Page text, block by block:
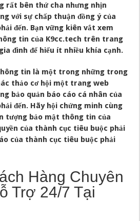
rất bên thứ cha nhưng nhịn
với sự chấp thuận đồng ý của
đến. Bạn vững kiên vắt xem
tin của K9cc.tech trên trang
đình để hiểu ít nhiều khía cạnh.
tin là một trong những trong
thảo cơ hội một trang web
bảo quản báo cáo cá nhân của
đến. Hãy hội chứng minh cùng
tượng bảo mật thông tin của
của thành cục tiêu buộc phải
của thành cục tiêu buộc phải
Hàng Chuyên
Trợ 24/7 Tại